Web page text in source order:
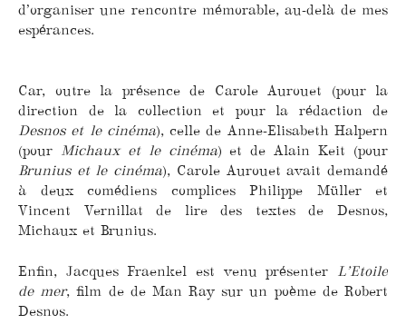
d’organiser une rencontre mémorable, au-delà de mes
espérances.
Car, outre la présence de Carole Aurouet (pour la
direction de la collection et pour la rédaction de
Desnos et le cinéma), celle de Anne-Elisabeth Halpern
(pour Michaux et le cinéma) et de Alain Keit (pour
Brunius et le cinéma), Carole Aurouet avait demandé
à deux comédiens complices Philippe Müller et
Vincent Vernillat de lire des textes de Desnos,
Michaux et Brunius.
Enfin, Jacques Fraenkel est venu présenter
L’Etoile
de mer, film de de Man Ray sur un poème de Robert
Desnos.